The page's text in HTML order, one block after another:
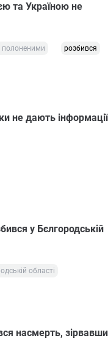
та Україною не
полоненими розбився
не дають інформації
у Бєлгородській
області
насмерть,